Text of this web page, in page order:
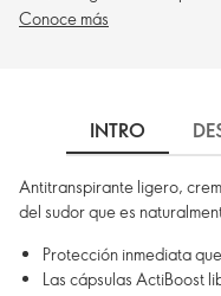
Conoce más
INTRO
Antitranspirante ligero,
del sudor que es
Protección inmediata
Las cápsulas ActiBoost